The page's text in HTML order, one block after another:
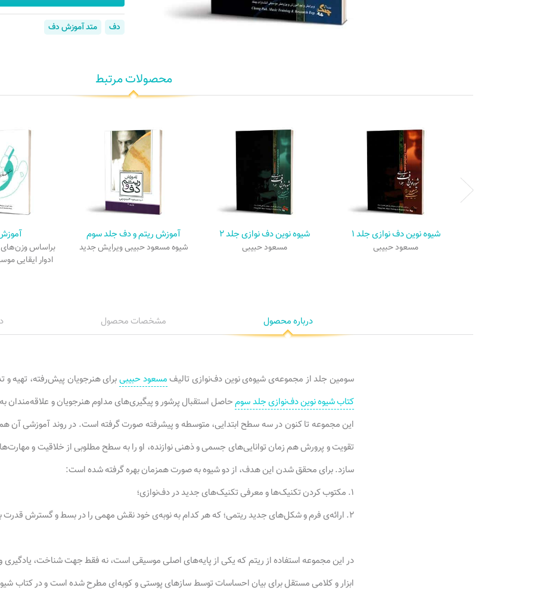
دف متد آموزش دف
محصولات مرتبط
شیوه نوین دف نوازی جلد ۱
مسعود حبیبی
شیوه نوین دف نوازی جلد ۲
مسعود حبیبی
آموزش ریتم و دف جلد سوم
شیوه مسعود حبیبی ویرایش جدید
براساس وزن‌های
ادوار ایقایی
درباره محصول مشخصات محصول
سومین جلد از مجموعه‌ی شیوه‌ی نوین دف‌نوازی تالیفمسعود حبیبیبرای هنرجویان پیش‌رفته، تهیه و
کتاب شیوه نوین دف‌نوازی جلد سومحاصل استقبال پرشور و پیگیری‌های مداوم هنرجویان و علاقه‌مندان
این مجموعه تا کنون در سه سطح ابتدایی، متوسطه و پیشرفته صورت گرفته است. در روند آموزشی آن
تقویت و پرورش هم زمان توانایی‌های جسمی و ذهنی نوازنده، او را به سطح مطلوبی از خلاقیت و
سازد. برای محقق شدن این هدف، از دو شیوه به صورت همزمان بهره گرفته شده است:
۱. مکتوب کردن تکنیک‌ها و معرفی تکنیک‌های جدید در دف‌نوازی؛
۲. ارائه‌ی فرم و شکل‌های جدید ریتمی؛ که هر کدام به نوبه‌ی خود نقش مهمی را در بسط و گسترش قدرت بیان ایفا می‌کنند.
در این مجموعه استفاده از ریتم که یکی از پایه‌های اصلی موسیقی است، نه فقط جهت شناخت، یادگیری
ابزار و کلامی مستقل برای بیان احساسات توسط سازهای پوستی و کوبه‌ای مطرح شده است و در کتاب